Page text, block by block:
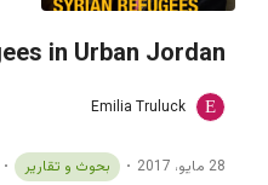
in Urban Jordan
Emilia Truluck
28 مايو، 2017 بحوث و تقارير